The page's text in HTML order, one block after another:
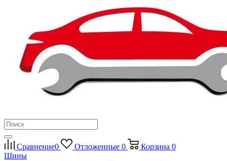
Сравнение0 Отложенные 0 Корзина 0
Шины